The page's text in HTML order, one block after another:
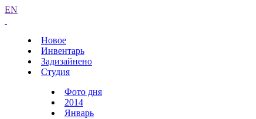
EN
Новое
Инвентарь
Задизайнено
Студия
Фото дня
2014
Январь